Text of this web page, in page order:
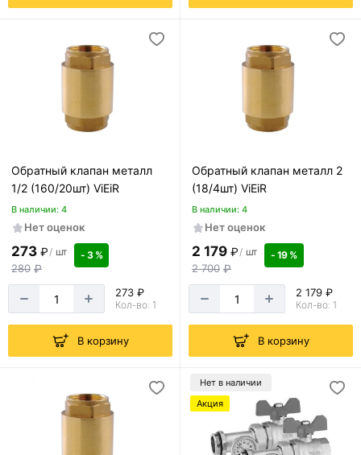
Обратный клапан металл
1/2 (160/20шт) ViEiR
В наличии: 4
Нет оценок
273 ₽/ шт
280 ₽
- 3 %
273 ₽
Кол-во: 1
В корзину
Обратный клапан металл 2
(18/4шт) ViEiR
В наличии: 4
Нет оценок
2 179 ₽/ шт
2 700 ₽
- 19 %
2 179 ₽
Кол-во: 1
В корзину
Нет в наличии
Акция